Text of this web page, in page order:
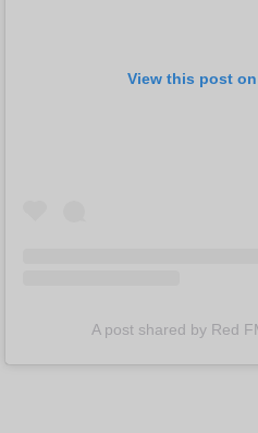
View this post
A post shared by Red